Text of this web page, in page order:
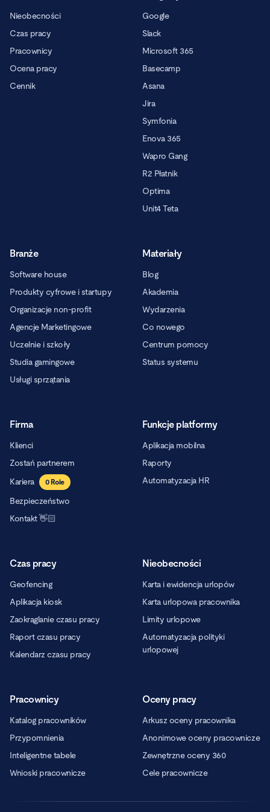
Nieobecności
Czas pracy
Pracownicy
Ocena pracy
Cennik
Google
Slack
Microsoft 365
Basecamp
Asana
Jira
Symfonia
Enova 365
Wapro Gang
R2 Płatnik
Optima
Unit4 Teta
Branże
Software house
Produkty cyfrowe i startupy
Organizacje non-profit
Agencje Marketingowe
Uczelnie i szkoły
Studia gamingowe
Usługi sprzątania
Materiały
Blog
Akademia
Wydarzenia
Co nowego
Centrum pomocy
Status systemu
Firma
Klienci
Zostań partnerem
Kariera
0Role
Bezpieczeństwo
Kontakt 👋🏻
Funkcje platformy
Aplikacja mobilna
Raporty
Automatyzacja HR
Czas pracy
Geofencing
Aplikacja kiosk
Zaokrąglanie czasu pracy
Raport czasu pracy
Kalendarz czasu pracy
Nieobecności
Karta i ewidencja urlopów
Karta urlopowa pracownika
Limity urlopowe
Automatyzacja polityki
urlopowej
Pracownicy
Katalog pracowników
Przypomnienia
Inteligentne tabele
Wnioski pracownicze
Oceny pracy
Arkusz oceny pracownika
Anonimowe oceny pracownicze
Zewnętrzne oceny 360
Cele pracownicze